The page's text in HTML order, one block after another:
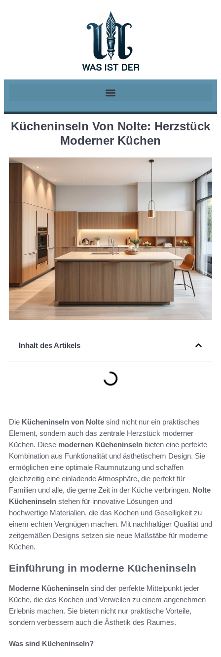
Kücheninseln Von Nolte: Herzstück
Moderner Küchen
Inhalt des Artikels
Die Kücheninseln von Nolte sind nicht nur ein praktisches
Element, sondern auch das zentrale Herzstück moderner
Küchen. Diese modernen Kücheninseln bieten eine perfekte
Kombination aus Funktionalität und ästhetischem Design. Sie
ermöglichen eine optimale Raumnutzung und schaffen
gleichzeitig eine einladende Atmosphäre, die perfekt für
Familien und alle, die gerne Zeit in der Küche verbringen. Nolte
Kücheninseln stehen für innovative Lösungen und
hochwertige Materialien, die das Kochen und Geselligkeit zu
einem echten Vergnügen machen. Mit nachhaltiger Qualität und
zeitgemäßen Designs setzen sie neue Maßstäbe für moderne
Küchen.
Einführung in moderne Kücheninseln
Moderne Kücheninseln sind der perfekte Mittelpunkt jeder
Küche, die das Kochen und Verweilen zu einem angenehmen
Erlebnis machen. Sie bieten nicht nur praktische Vorteile,
sondern verbessern auch die Ästhetik des Raumes.
Was sind Kücheninseln?